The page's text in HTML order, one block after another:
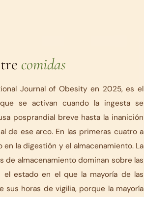
comidas
Journal of Obesity en 2025, es el
se activan cuando la ingesta se
posprandial breve hasta la inanición
de ese arco. En las primeras cuatro a
la digestión y el almacenamiento. La
de almacenamiento dominan sobre las
estado en el que la mayoría de las
sus horas de vigilia, porque la mayoría